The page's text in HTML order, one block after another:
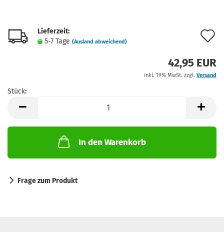
Lieferzeit:
5-7 Tage (Ausland abweichend)
42,95 EUR
inkl. 19% MwSt. zzgl. Versand
Stück:
In den Warenkorb
Frage zum Produkt